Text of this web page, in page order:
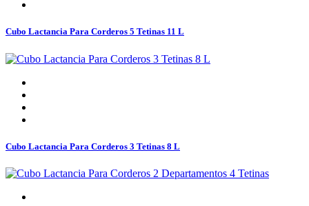
Cubo Lactancia Para Corderos 5 Tetinas 11 L
Cubo Lactancia Para Corderos 3 Tetinas 8 L